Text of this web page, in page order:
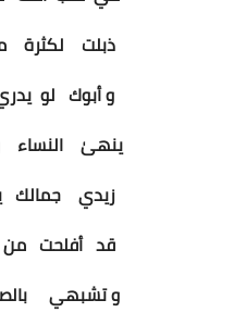
ذبلت لكثرة
و أبوك لو
ينهىٰ النساء
زيدي جمالك
قد أفلحت من
و تشبهي